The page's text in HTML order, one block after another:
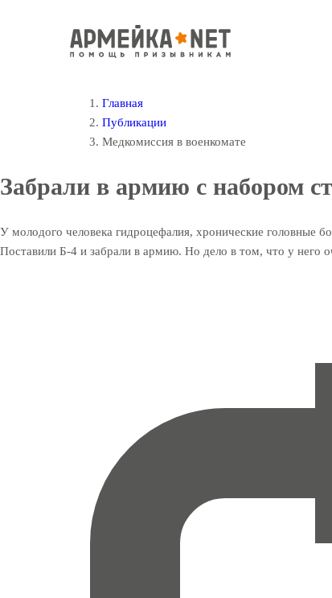
Главная
Публикации
Медкомиссия в военкомате
Забрали в армию с набором
У молодого человека гидроцефалия, хронические головные
Поставили Б-4 и забрали в армию. Но дело в том, что у него